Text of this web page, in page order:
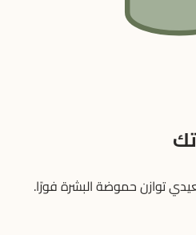
توازن حموضة البشرة فورًا.